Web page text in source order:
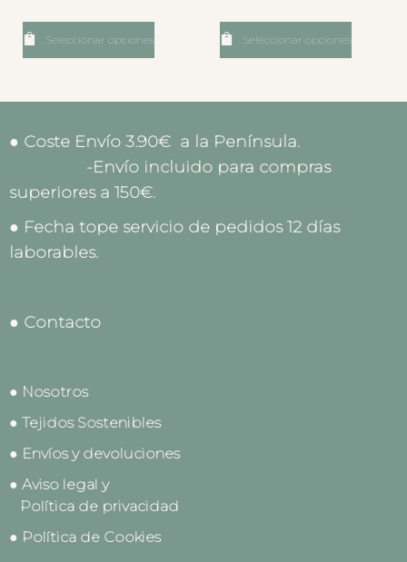
Seleccionar opciones Seleccionar opciones
● Coste Envío 3.90€ a la Península.
-Envío incluido para compras
superiores a 150€.
● Fecha tope servicio de pedidos 12 días
laborables.
● Contacto
● Nosotros
● Tejidos Sostenibles
● Envíos y devoluciones
● Aviso legal y
Política de privacidad
● Política de Cookies